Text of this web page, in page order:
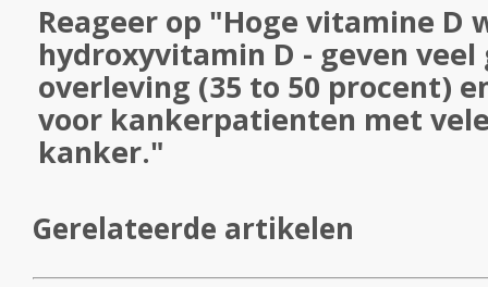
Reageer op "Hoge vitamine D
hydroxyvitamin D - geven
overleving (35 to 50 procent)
voor kankerpatienten met
kanker."
Gerelateerde artikelen